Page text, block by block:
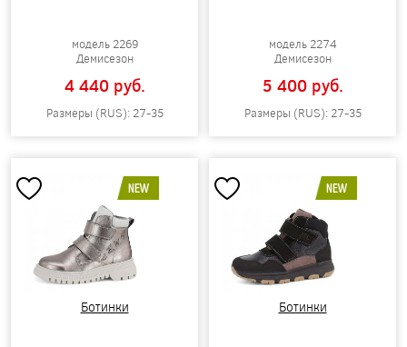
модель 2269
Демисезон
4 440 pуб.
Размеры (RUS): 27-35
модель 2274
Демисезон
5 400 pуб.
Размеры (RUS): 27-35
NEW
Ботинки
NEW
Ботинки